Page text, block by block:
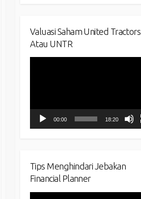
Valuasi Saham United Tractors
Atau UNTR
00:00 18:20
Tips Menghindari Jebakan
Financial Planner